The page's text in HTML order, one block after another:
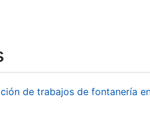
de trabajos de fontanería